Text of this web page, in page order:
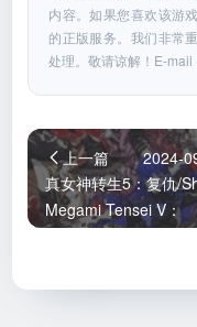
内容。如果您喜欢该游
的正版服务。我们非常
处理。敬请谅解！E-mail
上一篇
2024-
真女神转生5：复仇/
Megami Tensei V：